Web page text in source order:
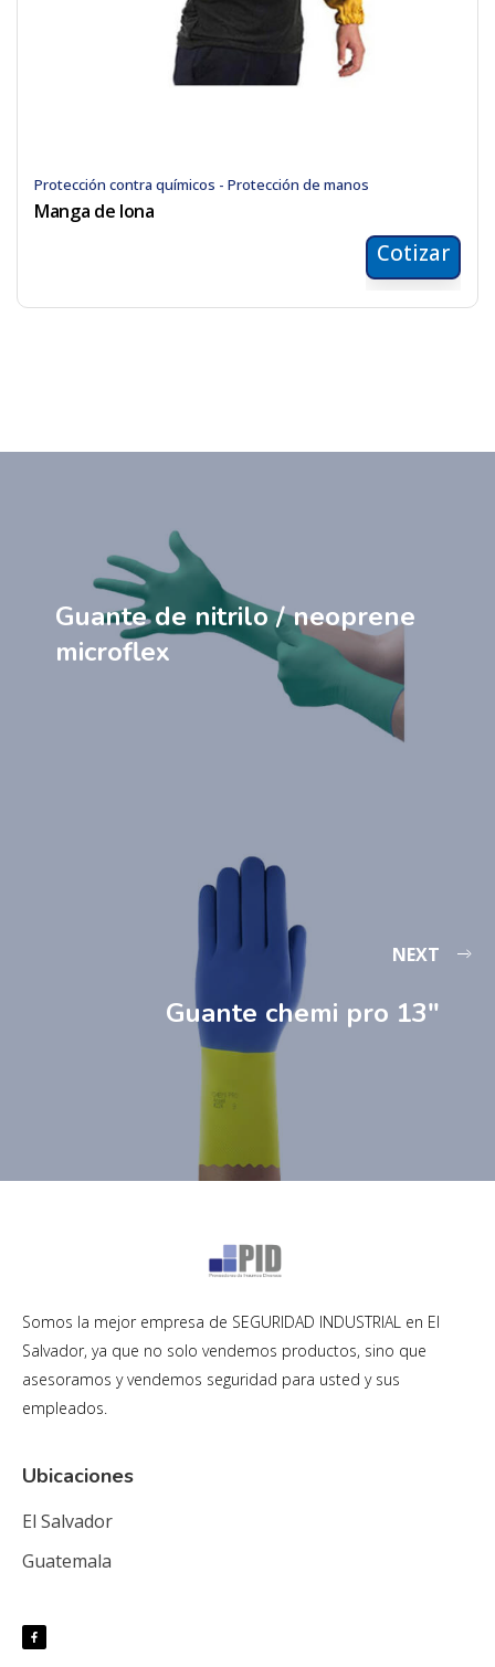
Protección contra químicos - Protección de manos
Manga de lona
Cotizar
Guante de nitrilo / neoprene
microflex
NEXT
Guante chemi pro 13″
Somos la mejor empresa de SEGURIDAD INDUSTRIAL en El
Salvador, ya que no solo vendemos productos, sino que
asesoramos y vendemos seguridad para usted y sus
empleados.
Ubicaciones
El Salvador
Guatemala